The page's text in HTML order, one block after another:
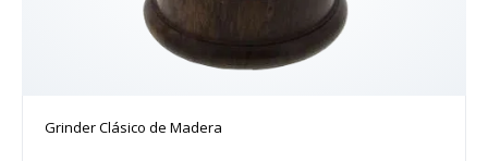
Grinder Clásico de Madera